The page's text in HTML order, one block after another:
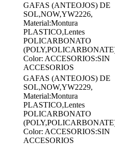
GAFAS (ANTEOJOS) DE
SOL,NOW,YW2226,
Material:Montura
PLASTICO,Lentes
POLICARBONATO
Color: ACCESORIOS:SIN
ACCESORIOS
GAFAS (ANTEOJOS) DE
SOL,NOW,YW2229,
Material:Montura
PLASTICO,Lentes
POLICARBONATO
Color: ACCESORIOS:SIN
ACCESORIOS